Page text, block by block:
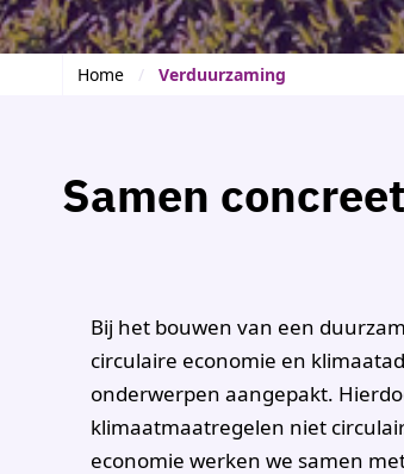
Home Verduurzaming
Samen
Bij het bouwen van een
circulaire economie en
onderwerpen aangepakt.
klimaatmaatregelen niet
economie werken we samen